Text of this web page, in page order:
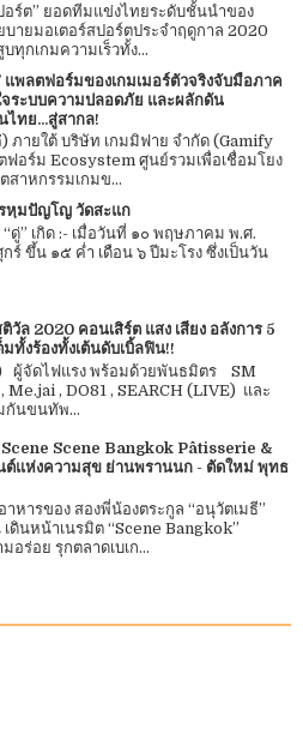
อร์ต” ยอดทีมแข่งไทยระดับชั้นนำของ
บายมอเตอร์สปอร์ตประจำฤดูกาล 2020
ทุกเกมความเร็วทั้ง...
แพลตฟอร์มของเกมเมอร์ตัวจริงจับมือภาค
จระบบความปลอดภัย และผลักดัน
ไทย...สู่สากล!
ภายใต้ บริษัท เกมมิฟาย จำกัด (Gamify
ฟอร์ม Ecosystem ศูนย์รวมเพื่อเชื่อมโยง
สาหกรรมเกมข...
หฺมปัญโญ วัดสะแก
ดู่” เกิด :- เมื่อวันที่ ๑๐ พฤษภาคม พ.ศ.
ขึ้น ๑๕ ค่ำ เดือน ๖ ปีมะโรง ซึ่งเป็นวัน
วัล 2020 คอนเสิร์ต แสง เสียง อลังการ 5
ทั้งร้องทั้งเต้นดับเบิ้ลฟิน!!
ผู้จัดไฟแรง พร้อมด้วยพันธมิตร SM
Me.jai , DO81 , SEARCH (LIVE) และ
กันขนทัพ...
Scene Scene Bangkok Pâtisserie &
ต์แห่งความสุข ย่านพรานนก - ตัดใหม่ พุทธ
หารของ สองพี่น้องตระกูล “อนุวัตเมธี”
ดินหน้าเนรมิต “Scene Bangkok”
อร่อย รุกตลาดเบเก...